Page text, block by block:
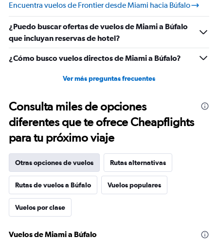
Encuentra vuelos de Frontier desde Miami hacia Búfalo
¿Puedo buscar ofertas de vuelos de Miami a Búfalo
que incluyan reservas de hotel?
¿Cómo busco vuelos directos de Miami a Búfalo?
Ver más preguntas frecuentes
Consulta miles de opciones
diferentes que te ofrece Cheapflights
para tu próximo viaje
Otras opciones de vuelos Rutas alternativas
Rutas de vuelos a Búfalo Vuelos populares
Vuelos por clase
Vuelos de Miami a Búfalo